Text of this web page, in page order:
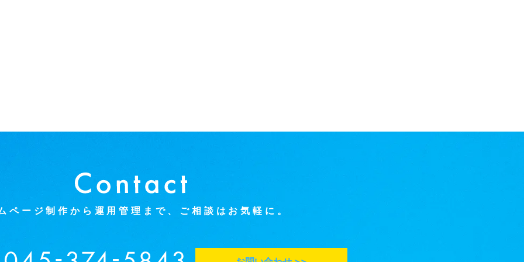
ページ制作から運用管理まで、 ご相談はお気軽に。